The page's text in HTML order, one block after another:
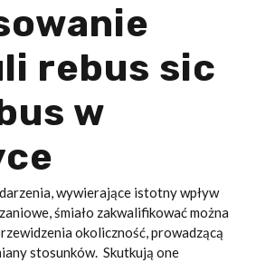
rebus sic
w
wywierające istotny wpływ
śmiało zakwalifikować można
okoliczność, prowadzącą
stosunków. Skutkują one